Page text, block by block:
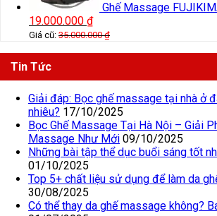
Ghế Massage
19.000.000 ₫
Giá cũ: 35.000.000₫
Tin Tức
Giải đáp: Bọc ghế massage tại nhà ở
nhiêu? 17/10/2025
Bọc Ghế Massage Tại Hà Nội – Giải
Massage Như Mới 09/10/2025
Những bài tập thể dục buổi sáng tốt
01/10/2025
Top 5+ chất liệu sử dụng để làm da
30/08/2025
Có thể thay da ghế massage không?